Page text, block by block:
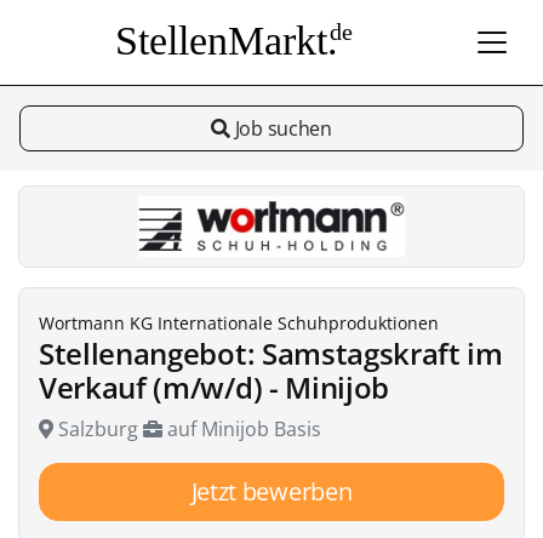
StellenMarkt.de
Job suchen
Wortmann KG Internationale Schuhproduktionen
Stellenangebot: Samstagskraft im
Verkauf (m/w/d) - Minijob
Salzburg auf Minijob Basis
Jetzt bewerben